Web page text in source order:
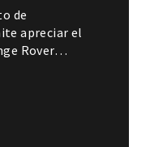
de
apreciar el
Rover…